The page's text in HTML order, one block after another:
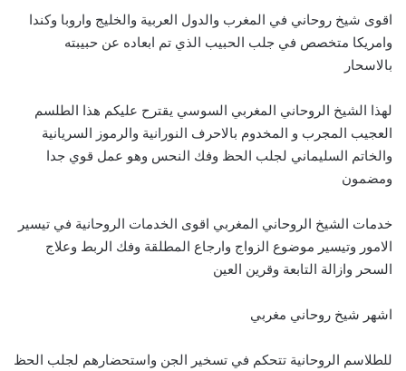
اقوى شيخ روحاني في المغرب والدول العربية والخليج واروبا وكندا
وامريكا متخصص في جلب الحبيب الذي تم ابعاده عن حبيبته
بالاسحار
لهذا الشيخ الروحاني المغربي السوسي يقترح عليكم هذا الطلسم
العجيب المجرب و المخدوم بالاحرف النورانية والرموز السريانية
والخاتم السليماني لجلب الحظ وفك النحس وهو عمل قوي جدا
ومضمون
خدمات الشيخ الروحاني المغربي اقوى الخدمات الروحانية في تيسير
الامور وتيسير موضوع الزواج وارجاع المطلقة وفك الربط وعلاج
السحر وازالة التابعة وقرين العين
اشهر شيخ روحاني مغربي
للطلاسم الروحانية تتحكم في تسخير الجن واستحضارهم لجلب الحظ